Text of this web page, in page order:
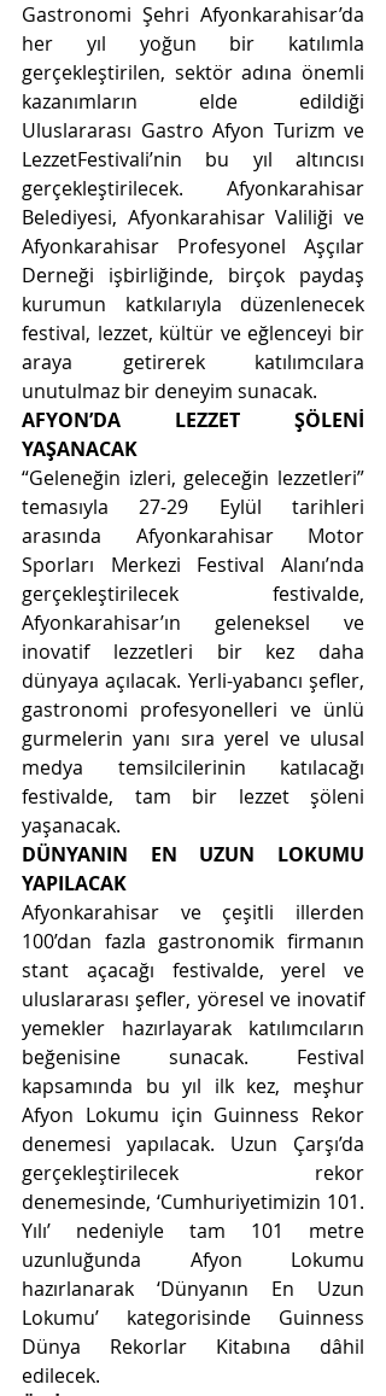
Gastronomi Şehri Afyonkarahisar’da
her yıl yoğun bir katılımla
gerçekleştirilen, sektör adına önemli
kazanımların elde edildiği
Uluslararası Gastro Afyon Turizm ve
LezzetFestivali’nin bu yıl altıncısı
gerçekleştirilecek. Afyonkarahisar
Belediyesi, Afyonkarahisar Valiliği ve
Afyonkarahisar Profesyonel Aşçılar
Derneği işbirliğinde, birçok paydaş
kurumun katkılarıyla düzenlenecek
festival, lezzet, kültür ve eğlenceyi bir
araya getirerek katılımcılara
unutulmaz bir deneyim sunacak.
AFYON’DA LEZZET ŞÖLENİ
YAŞANACAK
“Geleneğin izleri, geleceğin lezzetleri”
temasıyla 27-29 Eylül tarihleri
arasında Afyonkarahisar Motor
Sporları Merkezi Festival Alanı’nda
gerçekleştirilecek festivalde,
Afyonkarahisar’ın geleneksel ve
inovatif lezzetleri bir kez daha
dünyaya açılacak. Yerli-yabancı şefler,
gastronomi profesyonelleri ve ünlü
gurmelerin yanı sıra yerel ve ulusal
medya temsilcilerinin katılacağı
festivalde, tam bir lezzet şöleni
yaşanacak.
DÜNYANIN EN UZUN LOKUMU
YAPILACAK
Afyonkarahisar ve çeşitli illerden
100’dan fazla gastronomik firmanın
stant açacağı festivalde, yerel ve
uluslararası şefler, yöresel ve inovatif
yemekler hazırlayarak katılımcıların
beğenisine sunacak. Festival
kapsamında bu yıl ilk kez, meşhur
Afyon Lokumu için Guinness Rekor
denemesi yapılacak. Uzun Çarşı’da
gerçekleştirilecek rekor
denemesinde, ‘Cumhuriyetimizin 101.
Yılı’ nedeniyle tam 101 metre
uzunluğunda Afyon Lokumu
hazırlanarak ‘Dünyanın En Uzun
Lokumu’ kategorisinde Guinness
Dünya Rekorlar Kitabına dâhil
edilecek.